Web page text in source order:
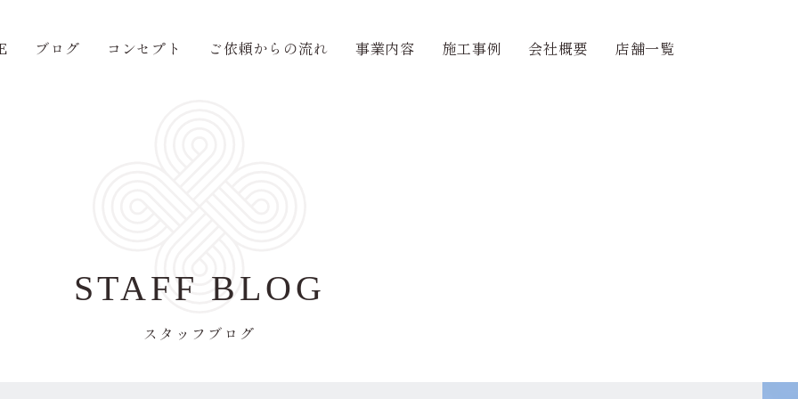
ブログ コンセプト ご依頼からの流れ 事業内容 施工事例 会社概要 店舗一覧
STAFF BLOG
スタッフブログ